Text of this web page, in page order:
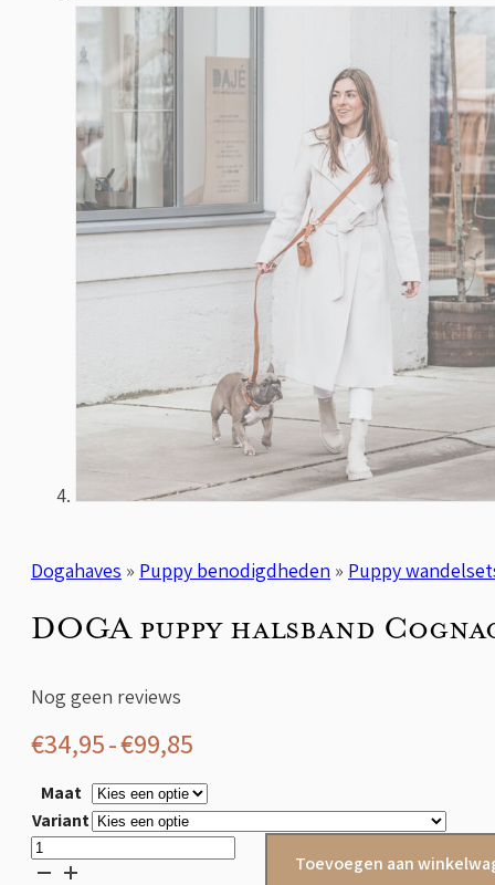
Dogahaves » Puppy benodigdheden » Puppy
DOGA puppy halsband
Nog geen reviews
€34,95-€99,85
€34,95
tot
€99,85
Maat
Variant
DOGA
puppy
Toevoegen aan